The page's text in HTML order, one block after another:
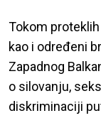
Tokom
kao i određeni
Zapadnog
o silovanju,
diskriminaciji